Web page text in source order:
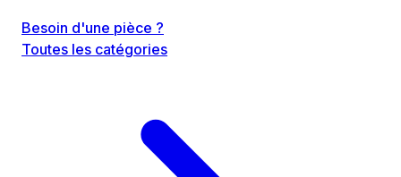
Besoin d'une pièce ?
Toutes les catégories